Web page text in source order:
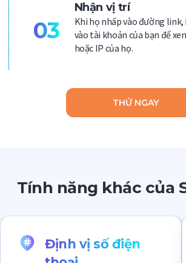
03
Nhận vị trí
Khi họ nhấp vào đường link,
vào tài khoản của bạn để
hoặc IP của họ.
THỬ NGAY
Tính năng khác của
Định vị số điện